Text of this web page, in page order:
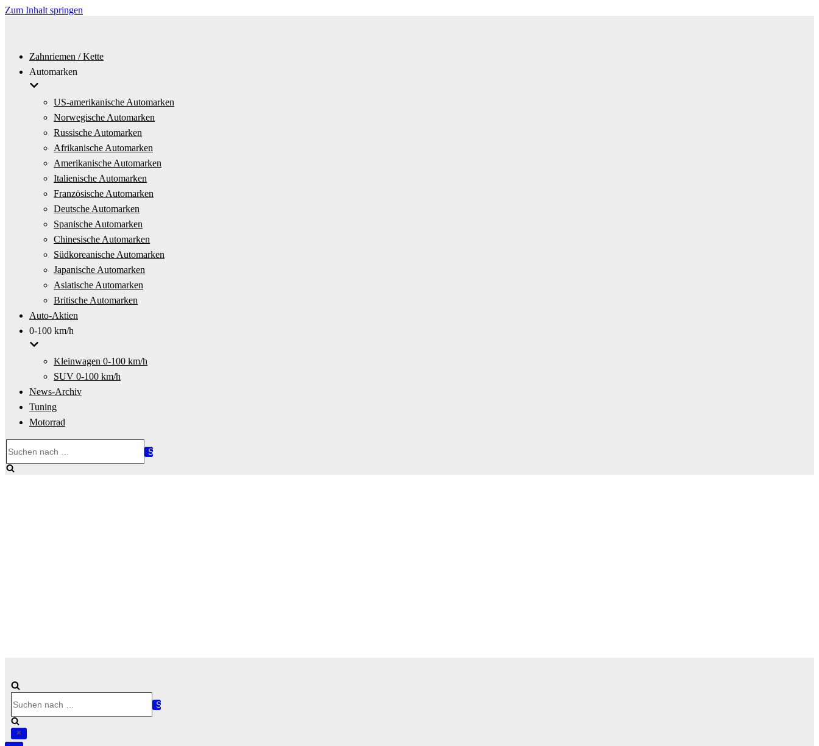
Zum Inhalt springen
Zahnriemen / Kette
Automarken
US-amerikanische Automarken
Norwegische Automarken
Russische Automarken
Afrikanische Automarken
Amerikanische Automarken
Italienische Automarken
Französische Automarken
Deutsche Automarken
Spanische Automarken
Chinesische Automarken
Südkoreanische Automarken
Japanische Automarken
Asiatische Automarken
Britische Automarken
Auto-Aktien
0-100 km/h
Kleinwagen 0-100 km/h
SUV 0-100 km/h
News-Archiv
Tuning
Motorrad
nach …
nach …